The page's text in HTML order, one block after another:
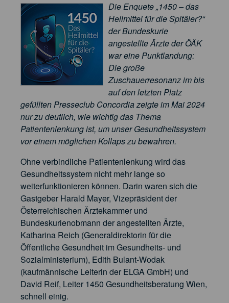
Die Enquete „1450 – das
Heilmittel für die Spitäler?“
der Bundeskurie
angestellte Ärzte der ÖÄK
war eine Punktlandung:
Die große
Zuschauerresonanz im bis
auf den letzten Platz
gefüllten Presseclub Concordia zeigte im Mai 2024
nur zu deutlich, wie wichtig das Thema
Patientenlenkung ist, um unser Gesundheitssystem
vor einem möglichen Kollaps zu bewahren.
Ohne verbindliche Patientenlenkung wird das
Gesundheitssystem nicht mehr lange so
weiterfunktionieren können. Darin waren sich die
Gastgeber Harald Mayer, Vizepräsident der
Österreichischen Ärztekammer und
Bundeskurienobmann der angestellten Ärzte,
Katharina Reich (Generaldirektorin für die
Öffentliche Gesundheit im Gesundheits- und
Sozialministerium), Edith Bulant-Wodak
(kaufmännische Leiterin der ELGA GmbH) und
David Reif, Leiter 1450 Gesundheitsberatung Wien,
schnell einig.